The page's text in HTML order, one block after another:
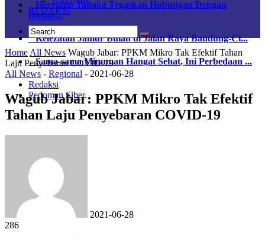
Heryanto Tanaka Tegaskan Hubungan Dengan
Dadan...
Kelezatan Jamur Bulan di Jalan Raya Bandung-Ci...
Sama-sama Minuman Hangat Sehat, Ini Perbedaan ...
Redaksi
Pedoman Siber
REDAKSI
Home All News Wagub Jabar: PPKM Mikro Tak Efektif Tahan
Laju Penyebaran COVID-19
All News - Regional - 2021-06-28
Wagub Jabar: PPKM Mikro Tak Efektif
Tahan Laju Penyebaran COVID-19
2021-06-28
286